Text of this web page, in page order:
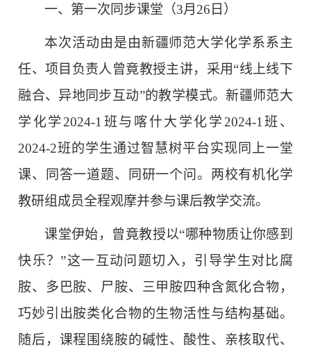
一、第一次同步课堂（3月26日）
本次活动由是由新疆师范大学化学系系主
任、项目负责人曾竟教授主讲，采用“线上线下
融合、异地同步互动”的教学模式。新疆师范大
学化学2024-1班与喀什大学化学2024-1班、
2024-2班的学生通过智慧树平台实现同上一堂
课、同答一道题、同研一个问。两校有机化学
教研组成员全程观摩并参与课后教学交流。
课堂伊始，曾竟教授以“哪种物质让你感到
快乐？”这一互动问题切入，引导学生对比腐
胺、多巴胺、尸胺、三甲胺四种含氮化合物，
巧妙引出胺类化合物的生物活性与结构基础。
随后，课程围绕胺的碱性、酸性、亲核取代、